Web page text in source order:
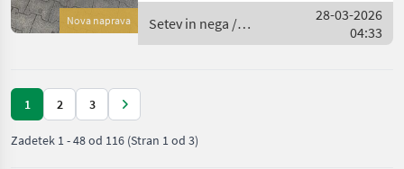
Nova naprava
Rasenstriegel
Reitbahnplaner 180cm
Setev in nega /
Sonstige
28-03-2026
04:33
1 2 3
Zadetek 1-48od 116 (Stran 1 od 3)